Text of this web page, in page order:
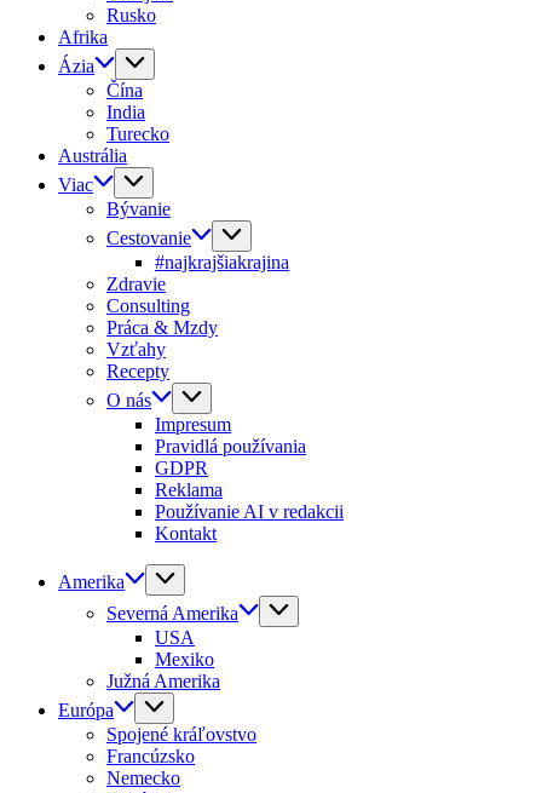
Rusko
Afrika
Ázia
Čína
India
Turecko
Austrália
Viac
Bývanie
Cestovanie
#najkrajšiakrajina
Zdravie
Consulting
Práca & Mzdy
Vzťahy
Recepty
O nás
Impresum
Pravidlá používania
GDPR
Reklama
Používanie AI v redakcii
Kontakt
Amerika
Severná Amerika
USA
Mexiko
Južná Amerika
Európa
Spojené kráľovstvo
Francúzsko
Nemecko